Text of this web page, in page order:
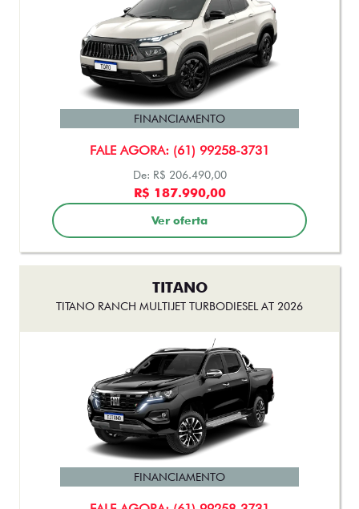
FALE AGORA: (61) 99258-3731
FINANCIAMENTO
De: R$ 206.490,00
R$ 187.990,00
Ver oferta
TITANO
TITANO RANCH MULTIJET TURBODIESEL AT 2026
FALE AGORA: (61) 99258-3731
FINANCIAMENTO
De: R$ 291.990,00
R$ 231.500,00
Ver oferta